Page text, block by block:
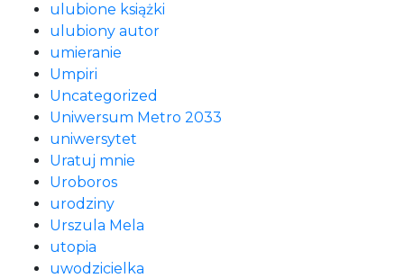
ulubione książki
ulubiony autor
umieranie
Umpiri
Uncategorized
Uniwersum Metro 2033
uniwersytet
Uratuj mnie
Uroboros
urodziny
Urszula Mela
utopia
uwodzicielka